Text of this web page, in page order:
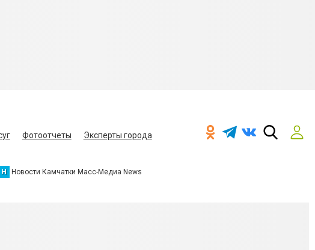
Фотоотчеты
Эксперты города
Н Новости Камчатки Масс-Медиа News